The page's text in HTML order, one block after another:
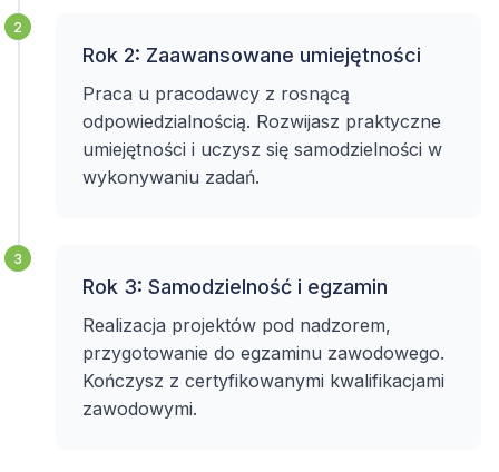
2
Rok 2: Zaawansowane umiejętności
Praca u pracodawcy z rosnącą
odpowiedzialnością. Rozwijasz praktyczne
umiejętności i uczysz się samodzielności w
wykonywaniu zadań.
3
Rok 3: Samodzielność i egzamin
Realizacja projektów pod nadzorem,
przygotowanie do egzaminu zawodowego.
Kończysz z certyfikowanymi kwalifikacjami
zawodowymi.